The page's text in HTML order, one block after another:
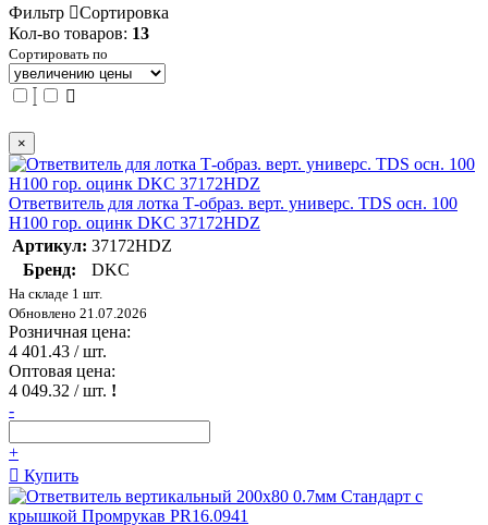
Фильтр
Сортировка
Кол-во товаров: 13
Сортировать по
×
Ответвитель для лотка Т-образ. верт. универс. TDS осн. 100
H100 гор. оцинк DKC 37172HDZ
Артикул: 37172HDZ
Бренд:
DKC
На складе 1 шт.
Обновлено 21.07.2026
Розничная цена:
4 401.43 / шт.
Оптовая цена:
4 049.32 / шт. !
-
+
Купить